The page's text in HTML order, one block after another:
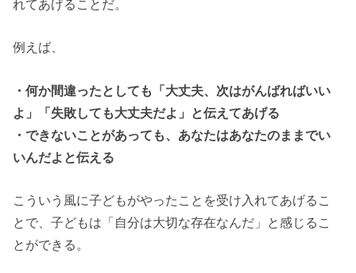
れてあげることだ。
例えば、
・何か間違ったとしても「大丈夫、次はがんばればいい
よ」「失敗しても大丈夫だよ」と伝えてあげる
・できないことがあっても、あなたはあなたのままでい
いんだよと伝える
こういう風に子どもがやったことを受け入れてあげるこ
とで、子どもは「自分は大切な存在なんだ」と感じるこ
とができる。